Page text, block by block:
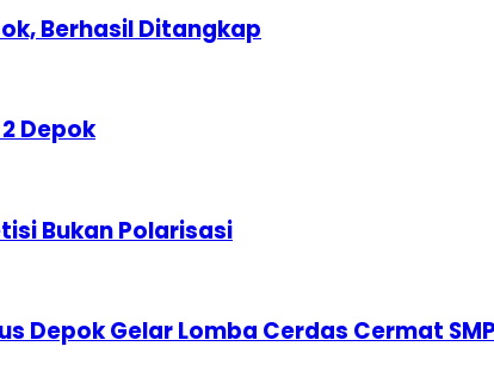
Berhasil Ditangkap
Depok
Bukan Polarisasi
Depok Gelar Lomba Cerdas Cermat